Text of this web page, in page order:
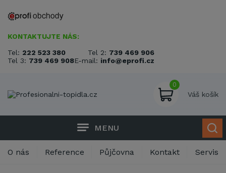
KONTAKTUJTE NÁS:
Tel: 222 523 380 Tel 2: 739 469 906
Tel 3: 739 469 908E-mail: info@eprofi.cz
0
Váš košík
MENU
O nás Reference Půjčovna Kontakt Servis